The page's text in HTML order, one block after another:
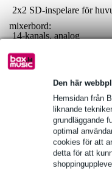
Den här
Hemsidan från
liknande
grundläggande
optimal
cookies för att
detta för att
2x2 SD-inspelare för
mixerbord:
14-kanals, analog
8 mikrofoningångar,
2 inserts
Fullständiga specifikationer